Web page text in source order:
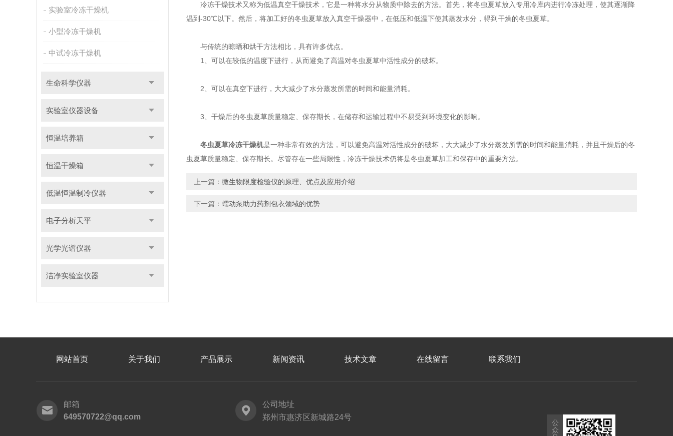
实验室冷冻干燥机
小型冷冻干燥机
中试冷冻干燥机
生命科学仪器
实验室仪器设备
恒温培养箱
恒温干燥箱
低温恒温制冷仪器
电子分析天平
光学光谱仪器
洁净实验室仪器
冷冻干燥技术又称为低温真空干燥技术，它是一种将水分从物质中除去的方法。首先，将冬虫夏草放入专用冷库内进行冷冻处理，使其逐渐降
温到-30℃以下。然后，将加工好的冬虫夏草放入真空干燥器中，在低压和低温下使其蒸发水分，得到干燥的冬虫夏草。
与传统的晾晒和烘干方法相比，具有许多优点。
1、可以在较低的温度下进行，从而避免了高温对冬虫夏草中活性成分的破坏。
2、可以在真空下进行，大大减少了水分蒸发所需的时间和能量消耗。
3、干燥后的冬虫夏草质量稳定、保存期长，在储存和运输过程中不易受到环境变化的影响。
冬虫夏草冷冻干燥机是一种非常有效的方法，可以避免高温对活性成分的破坏，大大减少了水分蒸发所需的时间和能量消耗，并且干燥后的冬
虫夏草质量稳定、保存期长。尽管存在一些局限性，冷冻干燥技术仍将是冬虫夏草加工和保存中的重要方法。
上一篇： 微生物限度检验仪的原理、优点及应用介绍
下一篇： 蠕动泵助力药剂包衣领域的优势
网站首页 关于我们 产品展示 新闻资讯 技术文章 在线留言 联系我们
邮箱
649570722@qq.com
公司地址
郑州市惠济区新城路24号
公
众